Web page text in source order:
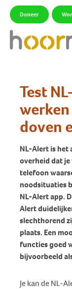
Doneer
Test
doven
NL-Alert is het
overheid dat
telefoon
noodsituaties
NL-Alert app.
Alert
slechthorend
plaats. Een
functies goed
bijvoorbeeld
Je kan de NL-